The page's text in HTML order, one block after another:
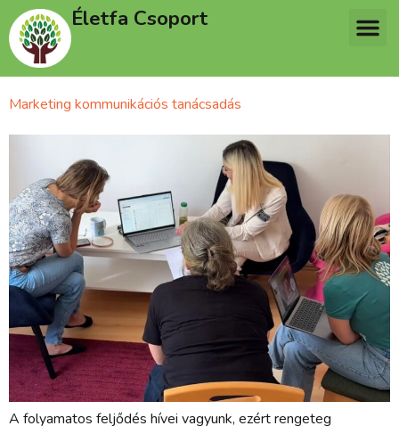
Életfa Csoport
Marketing kommunikációs tanácsadás
A folyamatos feljődés hívei vagyunk, ezért rengeteg